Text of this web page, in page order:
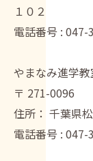
１０２
電話番号 : 047-
やまなみ進学
〒 271-0096
住所： 千葉県
電話番号 : 047-